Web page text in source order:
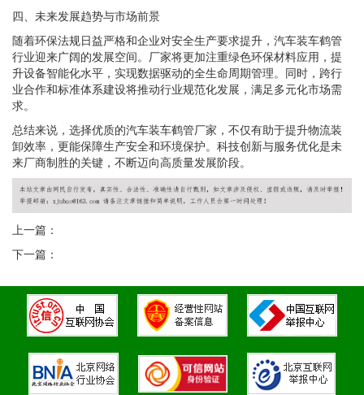
四、未来发展趋势与市场前景
随着环保法规日益严格和企业对安全生产要求提升，汽车装车鹤管
行业迎来广阔的发展空间。厂家将更加注重绿色环保材料应用，提
升设备智能化水平，实现数据驱动的全生命周期管理。同时，跨行
业合作和标准体系建设将推动行业规范化发展，满足多元化市场需
求。
总结来说，选择优质的汽车装车鹤管厂家，不仅有助于提升物流装
卸效率，更能保障生产安全和环境保护。科技创新与服务优化是未
来厂商制胜的关键，不断迈向高质量发展阶段。
上一篇：
下一篇：